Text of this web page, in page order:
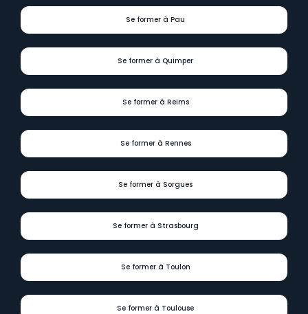
Se former à Pau
Se former à Quimper
Se former à Reims
Se former à Rennes
Se former à Sorgues
Se former à Strasbourg
Se former à Toulon
Se former à Toulouse